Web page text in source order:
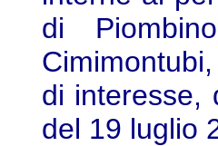
di
di interesse,
del 19 luglio